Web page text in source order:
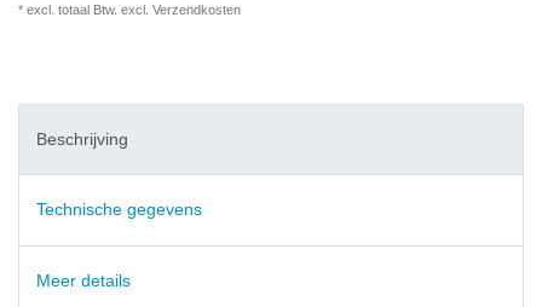
* excl. totaal Btw. excl. Verzendkosten
Beschrijving
Technische gegevens
Meer details